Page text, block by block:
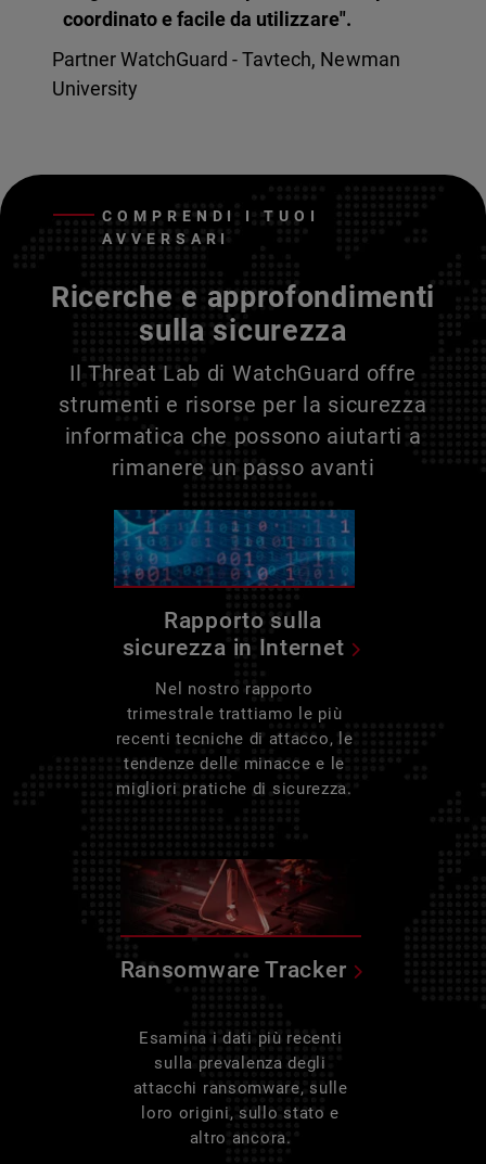
coordinato e facile da utilizzare".
Partner WatchGuard - Tavtech, Newman
University
COMPRENDI I TUOI
AVVERSARI
Ricerche e approfondimenti
sulla sicurezza
Il Threat Lab di WatchGuard offre
strumenti e risorse per la sicurezza
informatica che possono aiutarti a
rimanere un passo avanti
Rapporto sulla
sicurezza in Internet
Nel nostro rapporto
trimestrale trattiamo le più
recenti tecniche di attacco, le
tendenze delle minacce e le
migliori pratiche di sicurezza.
Ransomware Tracker
Esamina i dati più recenti
sulla prevalenza degli
attacchi ransomware, sulle
loro origini, sullo stato e
altro ancora.